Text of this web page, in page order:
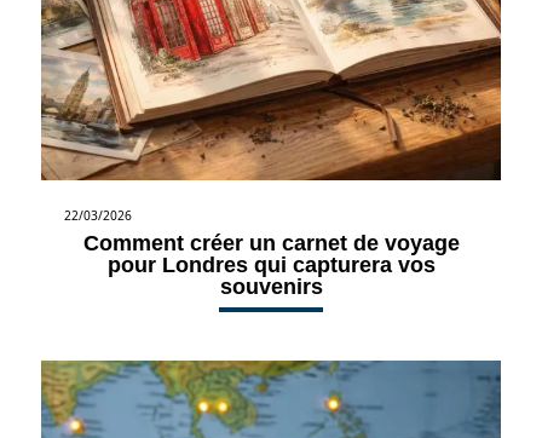
22/03/2026
Comment créer un carnet de voyage
pour Londres qui capturera vos
souvenirs